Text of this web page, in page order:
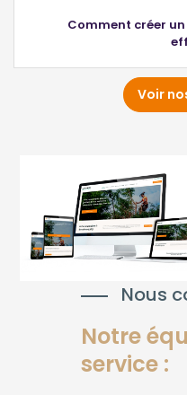
Comment créer
Voir
Nous
Notre
service :